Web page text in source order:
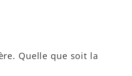
Quelle que soit la